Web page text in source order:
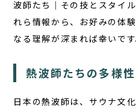
波師たち｜その技とスタイ
れら情報から、お好みの体
なる理解が深まれば幸いです
熱波師たちの多様
日本の熱波師は、サウナ文